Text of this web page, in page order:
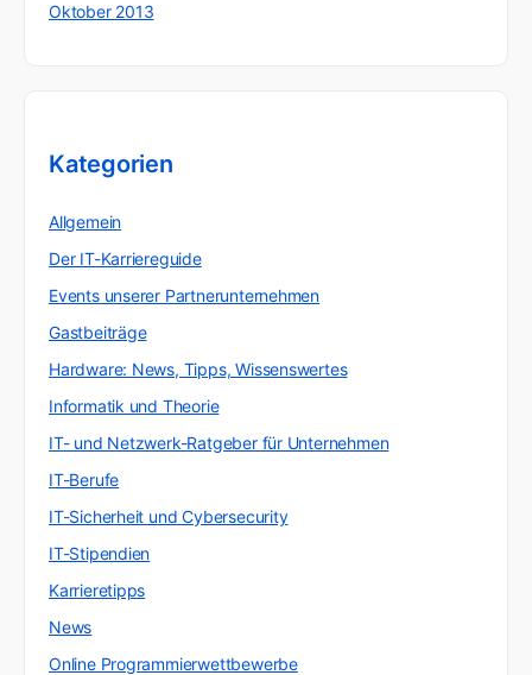
Oktober 2013
Kategorien
Allgemein
Der IT-Karriereguide
Events unserer Partnerunternehmen
Gastbeiträge
Hardware: News, Tipps, Wissenswertes
Informatik und Theorie
IT- und Netzwerk-Ratgeber für Unternehmen
IT-Berufe
IT-Sicherheit und Cybersecurity
IT-Stipendien
Karrieretipps
News
Online Programmierwettbewerbe